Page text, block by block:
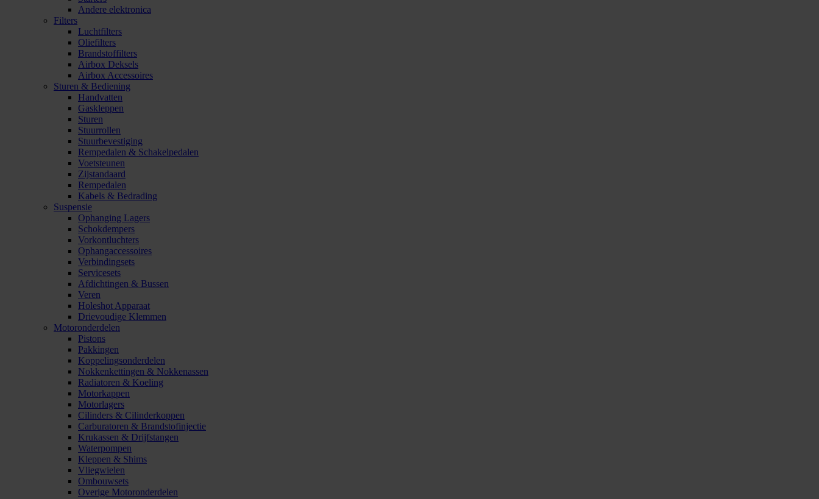
Andere elektronica
Filters
Luchtfilters
Oliefilters
Brandstoffilters
Airbox Deksels
Airbox Accessoires
Sturen & Bediening
Handvatten
Gaskleppen
Sturen
Stuurrollen
Stuurbevestiging
Rempedalen & Schakelpedalen
Voetsteunen
Zijstandaard
Rempedalen
Kabels & Bedrading
Suspensie
Ophanging Lagers
Schokdempers
Vorkontluchters
Ophangaccessoires
Verbindingsets
Servicesets
Afdichtingen & Bussen
Veren
Holeshot Apparaat
Drievoudige Klemmen
Motoronderdelen
Pistons
Pakkingen
Koppelingsonderdelen
Nokkenkettingen & Nokkenassen
Radiatoren & Koeling
Motorkappen
Motorlagers
Cilinders & Cilinderkoppen
Carburatoren & Brandstofinjectie
Krukassen & Drijfstangen
Waterpompen
Kleppen & Shims
Vliegwielen
Ombouwsets
Overige Motoronderdelen